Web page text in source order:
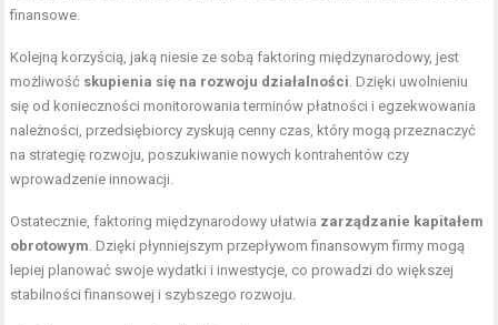
finansowe.
Kolejną korzyścią, jaką niesie ze sobą faktoring międzynarodowy, jest
możliwość skupienia się na rozwoju działalności . Dzięki uwolnieniu
się od konieczności monitorowania terminów płatności i egzekwowania
należności, przedsiębiorcy zyskują cenny czas, który mogą przeznaczyć
na strategię rozwoju, poszukiwanie nowych kontrahentów czy
wprowadzenie innowacji.
Ostatecznie, faktoring międzynarodowy ułatwia zarządzanie kapitałem
obrotowym . Dzięki płynniejszym przepływom finansowym firmy mogą
lepiej planować swoje wydatki i inwestycje, co prowadzi do większej
stabilności finansowej i szybszego rozwoju.